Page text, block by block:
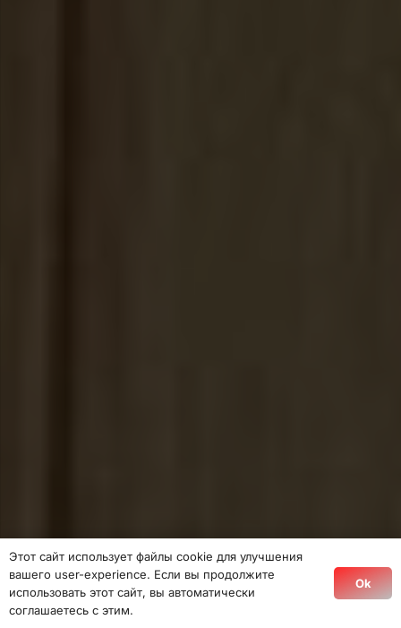
Этот сайт использует файлы cookie для улучшения
вашего user-experience. Если вы продолжите
использовать этот сайт, вы автоматически
соглашаетесь с этим.
Ok